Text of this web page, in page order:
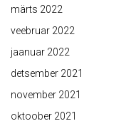
märts 2022
veebruar 2022
jaanuar 2022
detsember 2021
november 2021
oktoober 2021